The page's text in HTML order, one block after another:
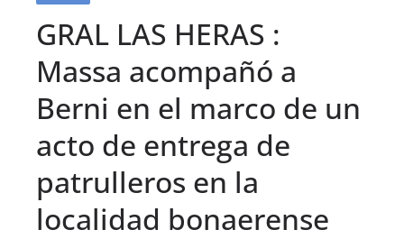
GRAL LAS HERAS :
Massa acompañó a
Berni en el marco de un
acto de entrega de
patrulleros en la
localidad bonaerense